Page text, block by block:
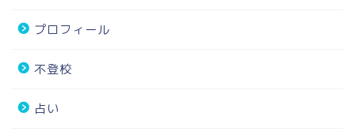
プロフィール
不登校
占い